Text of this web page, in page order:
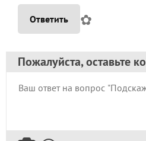
Ответить ✿
Пожалуйста, оставьте